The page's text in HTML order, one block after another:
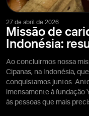
27 de abril de 2026
Missão de
Indonésia:
Ao concluirmos nossa
Cipanas, na Indonésia,
conquistamos juntos.
imensamente à fundação
às pessoas que mais